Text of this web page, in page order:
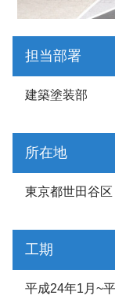
担当部署
建築塗装部
所在地
東京都世田谷区
工期
平成24年1月~